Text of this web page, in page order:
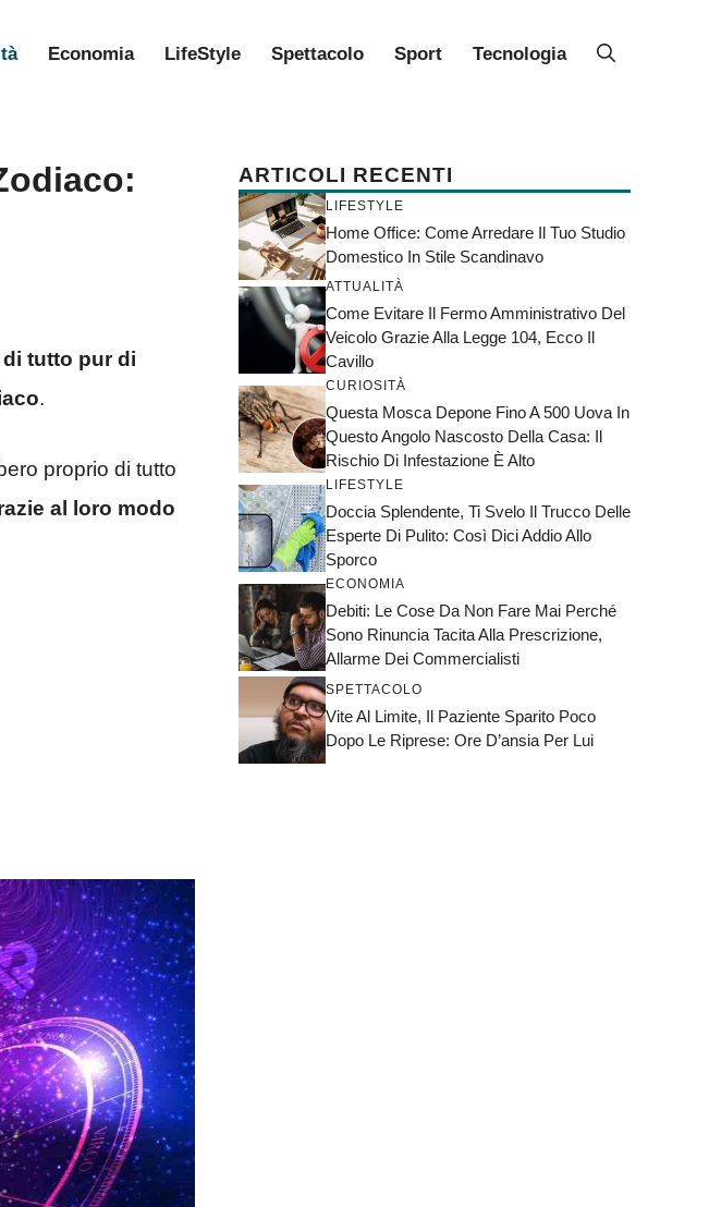
Economia LifeStyle Spettacolo Sport Tecnologia
tutto pur di
.
proprio di tutto
al loro modo
ARTICOLI RECENTI
LIFESTYLE
Home Office: Come Arredare Il Tuo Studio
Domestico In Stile Scandinavo
ATTUALITÀ
Come Evitare Il Fermo Amministrativo Del
Veicolo Grazie Alla Legge 104, Ecco Il
Cavillo
CURIOSITÀ
Questa Mosca Depone Fino A 500 Uova In
Questo Angolo Nascosto Della Casa: Il
Rischio Di Infestazione È Alto
LIFESTYLE
Doccia Splendente, Ti Svelo Il Trucco Delle
Esperte Di Pulito: Così Dici Addio Allo
Sporco
ECONOMIA
Debiti: Le Cose Da Non Fare Mai Perché
Sono Rinuncia Tacita Alla Prescrizione,
Allarme Dei Commercialisti
SPETTACOLO
Vite Al Limite, Il Paziente Sparito Poco
Dopo Le Riprese: Ore D’ansia Per Lui